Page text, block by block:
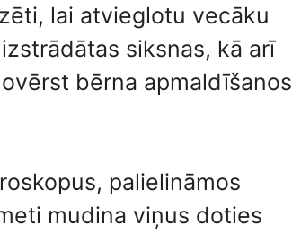
lai atvieglotu vecāku
siksnas, kā arī
bērna apmaldīšanos
palielināmos
mudina viņus doties